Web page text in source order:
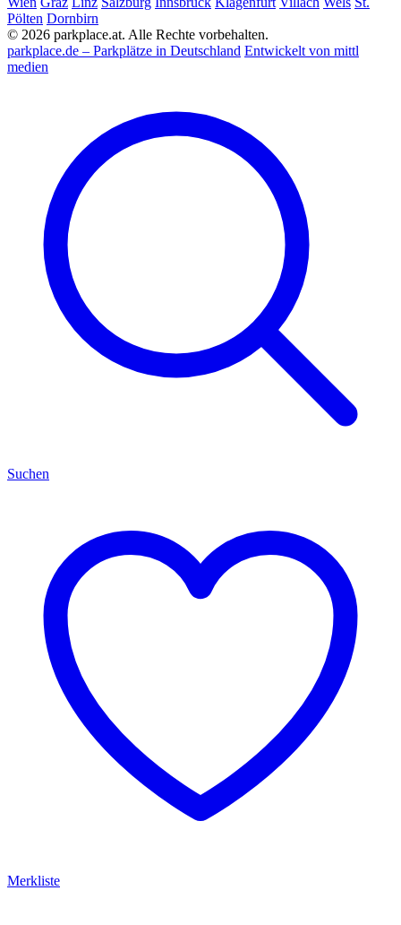
Pölten Dornbirn
© 2026 parkplace.at. Alle Rechte vorbehalten.
parkplace.de – Parkplätze in Deutschland Entwickelt von mittl
medien
Suchen
Merkliste